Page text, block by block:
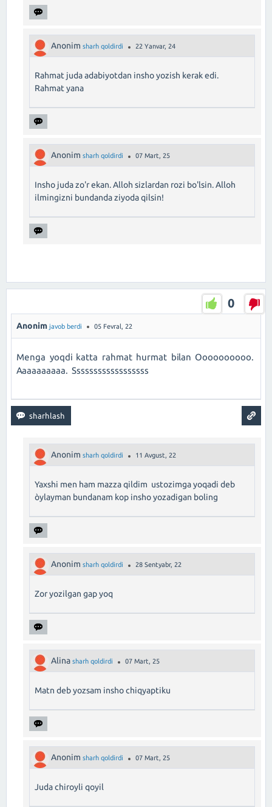
Anonim sharh qoldirdi 22 Yanvar, 24
Rahmat juda adabiyotdan insho yozish kerak edi.
Rahmat yana
Anonim sharh qoldirdi 07 Mart, 25
Insho juda zo'r ekan. Alloh sizlardan rozi bo'lsin. Alloh
ilmingizni bundanda ziyoda qilsin!
0
Anonim javob berdi 05 Fevral, 22
Menga yoqdi katta rahmat hurmat bilan Oooooooooo.
Aaaaaaaaaa. Ssssssssssssssssss
Anonim sharh qoldirdi 11 Avgust, 22
Yaxshi men ham mazza qildim ustozimga yoqadi deb
òylayman bundanam kop insho yozadigan boling
Anonim sharh qoldirdi 28 Sentyabr, 22
Zor yozilgan gap yoq
Alina sharh qoldirdi 07 Mart, 25
Matn deb yozsam insho chiqyaptiku
Anonim sharh qoldirdi 07 Mart, 25
Juda chiroyli qoyil